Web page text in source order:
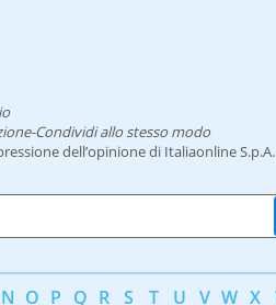
Condividi allo stesso modo
dell’opinione di Italiaonline S.p.A.
N O P Q R S T U V W X